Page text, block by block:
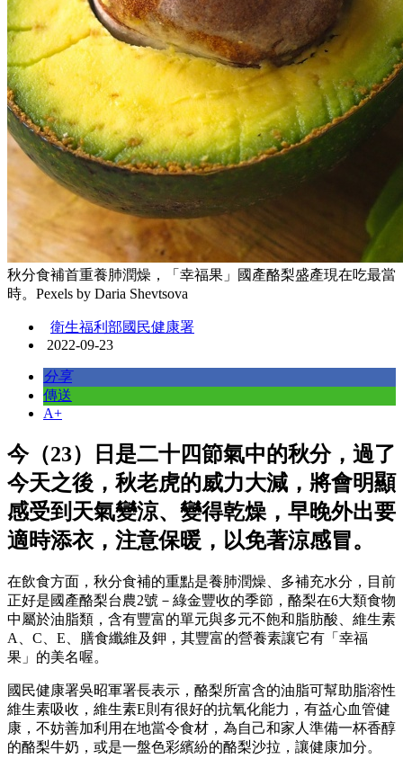
秋分食補首重養肺潤燥，「幸福果」國產酪梨盛產現在吃最當
時。Pexels by Daria Shevtsova
衛生福利部國民健康署
2022-09-23
分享
傳送
A+
今（23）日是二十四節氣中的秋分，過了
今天之後，秋老虎的威力大減，將會明顯
感受到天氣變涼、變得乾燥，早晚外出要
適時添衣，注意保暖，以免著涼感冒。
在飲食方面，秋分食補的重點是養肺潤燥、多補充水分，目前
正好是國產酪梨台農2號－綠金豐收的季節，酪梨在6大類食物
中屬於油脂類，含有豐富的單元與多元不飽和脂肪酸、維生素
A、C、E、膳食纖維及鉀，其豐富的營養素讓它有「幸福
果」的美名喔。
國民健康署吳昭軍署長表示，酪梨所富含的油脂可幫助脂溶性
維生素吸收，維生素E則有很好的抗氧化能力，有益心血管健
康，不妨善加利用在地當令食材，為自己和家人準備一杯香醇
的酪梨牛奶，或是一盤色彩繽紛的酪梨沙拉，讓健康加分。